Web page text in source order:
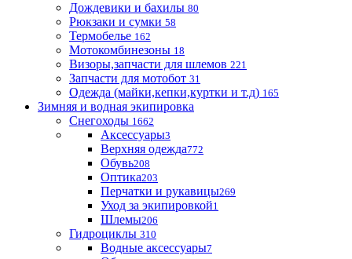
Дождевики и бахилы 80
Рюкзаки и сумки 58
Термобелье 162
Мотокомбинезоны 18
Визоры,запчасти для шлемов 221
Запчасти для мотобот 31
Одежда (майки,кепки,куртки и т.д) 165
Зимняя и водная экипировка
Снегоходы 1662
Аксессуары3
Верхняя одежда772
Обувь208
Оптика203
Перчатки и рукавицы269
Уход за экипировкой1
Шлемы206
Гидроциклы 310
Водные аксессуары7